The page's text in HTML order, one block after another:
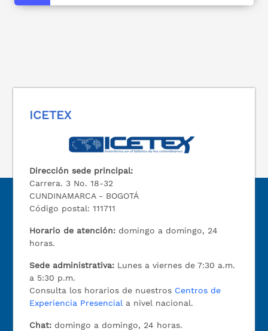
ICETEX
Dirección sede principal:
Carrera. 3 No. 18-32
CUNDINAMARCA - BOGOTÁ
Código postal: 111711
Horario de atención: domingo a domingo, 24
horas.
Sede administrativa: Lunes a viernes de 7:30 a.m.
a 5:30 p.m.
Consulta los horarios de nuestros Centros de
Experiencia Presencial a nivel nacional.
Chat: domingo a domingo, 24 horas.